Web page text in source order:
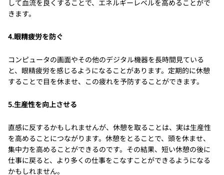
して血流を良くすることで、エネルギーレベルを高めることがで
きます。
4.眼精疲労を防ぐ
コンピュータの画面やその他のデジタル機器を長時間見ている
と、眼精疲労を感じるようになることがあります。定期的に休憩
することで目を休ませ、この疲れを予防することができます。
5.生産性を向上させる
直感に反するかもしれませんが、休憩を取ることは、実は生産性
を高めることにつながります。休憩をとることで、頭を休ませ、
集中力を高めることができるのです。その結果、短い休憩の後に
仕事に戻ると、より多くの仕事をこなすことができるようになる
かもしれません。